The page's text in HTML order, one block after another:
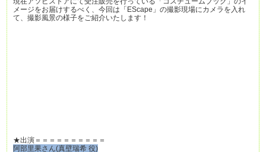
メージをお届けするべく、今回は「EScape」の撮影現場にカメラを入れ
て、撮影風景の様子をご紹介いたします！
★出演＝＝＝＝＝＝＝＝＝＝
阿部里果さん(真壁瑞希 役)